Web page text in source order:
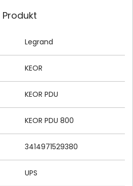
Produkt
Legrand
KEOR
KEOR PDU
KEOR PDU 800
3414971529380
UPS